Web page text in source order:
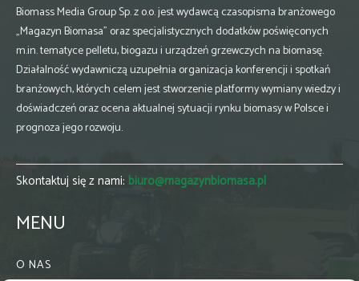
Biomass Media Group Sp. z o.o. jest wydawcą czasopisma branżowego
„Magazyn Biomasa” oraz specjalistycznych dodatków poświęconych
m.in. tematyce pelletu, biogazu i urządzeń grzewczych na biomasę.
Działalność wydawniczą uzupełnia organizacja konferencji i spotkań
branżowych, których celem jest stworzenie platformy wymiany wiedzy i
doświadczeń oraz ocena aktualnej sytuacji rynku biomasy w Polsce i
prognoza jego rozwoju.
Skontaktuj się z nami: biuro@magazynbiomasa.pl
MENU
O NAS